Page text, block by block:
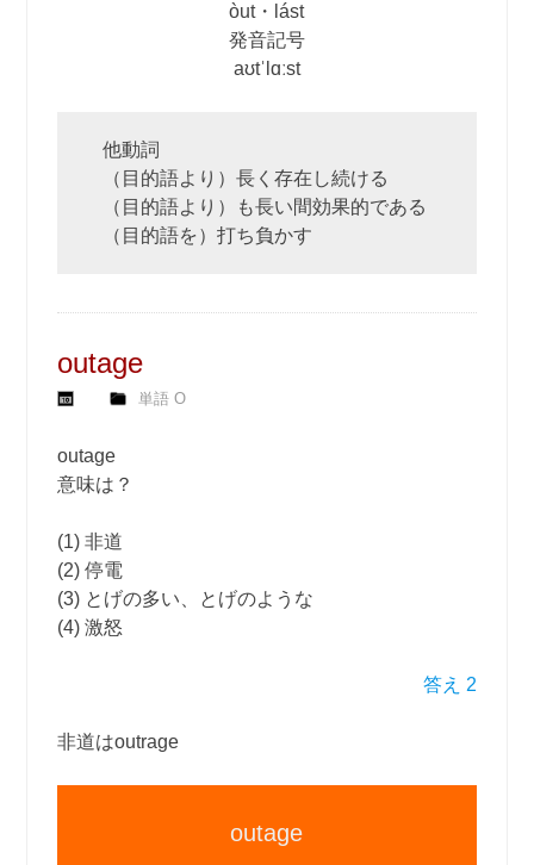
òut・lást
発音記号
aʊtˈlɑːst
他動詞
（目的語より）長く存在し続ける
（目的語より）も長い間効果的である
（目的語を）打ち負かす
outage
単語 O
outage
意味は？
(1) 非道
(2) 停電
(3) とげの多い、とげのような
(4) 激怒
答え 2
非道はoutrage
outage